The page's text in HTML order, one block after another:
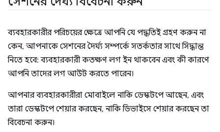
ব্যবহারকারীর পরিচয়ের ক্ষেত্রে আপনি যে পদ্ধতিই গ্রহণ করুন না
কেন, আপনাকে সেশনের দৈর্ঘ্য সম্পর্কে সতর্কতার সাথে সিদ্ধান্ত
নিতে হবে: ব্যবহারকারী কতক্ষণ লগ ইন থাকবেন এবং কী কারণে
আপনি তাদের লগ আউট করতে পারেন।
আপনার ব্যবহারকারীরা মোবাইলে নাকি ডেস্কটপে আছেন, এবং
তারা ডেস্কটপে শেয়ার করছেন, নাকি ডিভাইসে শেয়ার করছেন তা
বিবেচনা করুন।